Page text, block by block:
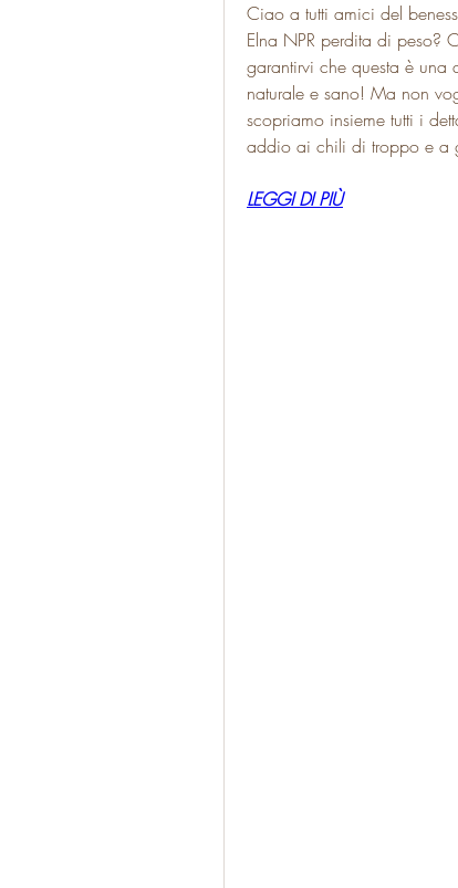
Ciao a tutti amici del
Elna NPR perdita di peso?
garantirvi che questa è
naturale e sano! Ma non
scopriamo insieme tutti i
addio ai chili di troppo e a
LEGGI DI PIÙ